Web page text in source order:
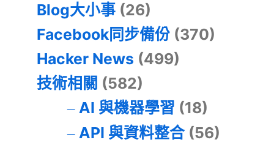
Blog大小事 (26)
Facebook同步備份 (370)
Hacker News (499)
技術相關 (582)
AI 與機器學習 (18)
API 與資料整合(56)